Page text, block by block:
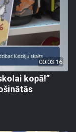
00:03:16
kopā!”